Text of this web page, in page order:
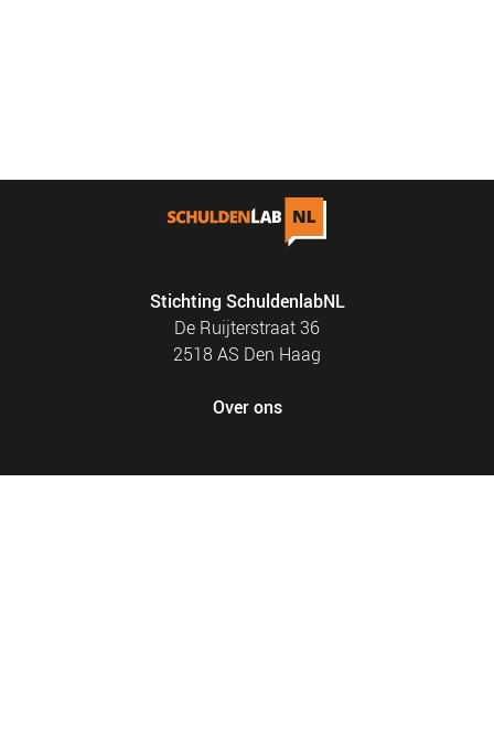
Stichting SchuldenlabNL
De Ruijterstraat 36
2518 AS Den Haag
Over ons